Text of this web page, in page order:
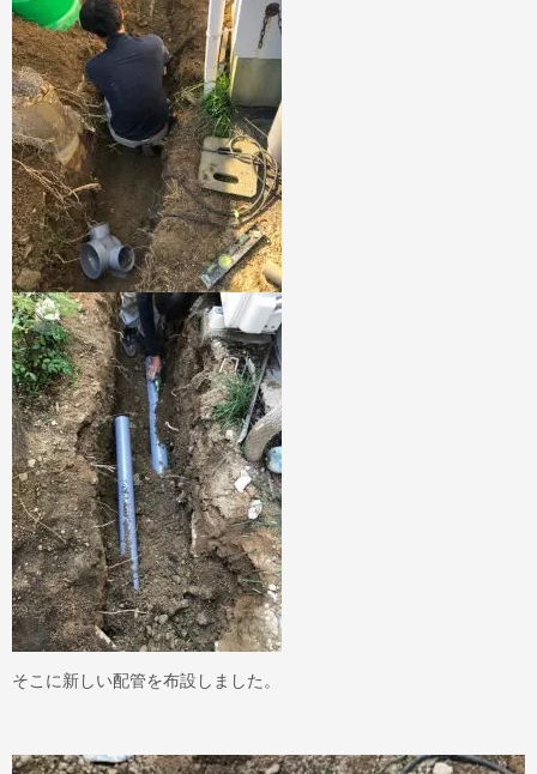
そこに新しい配管を布設しました。